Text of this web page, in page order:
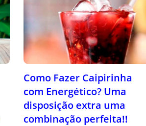
Como Fazer Caipirinha
com Energético? Uma
disposição extra uma
combinação perfeita!!